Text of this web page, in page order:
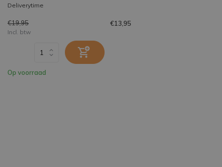
Deliverytime
€19,95 €13,95
Incl. btw
Op voorraad